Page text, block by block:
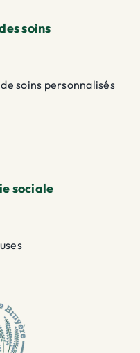
soins
soins personnalisés
sociale